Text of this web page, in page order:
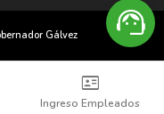
support_agent
id_card
Ingreso Empleados
Gálvez